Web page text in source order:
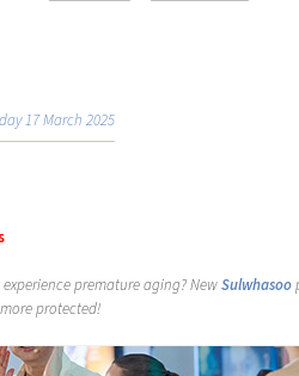
17 March 2025
premature aging? NewSulwhasoo
protected!